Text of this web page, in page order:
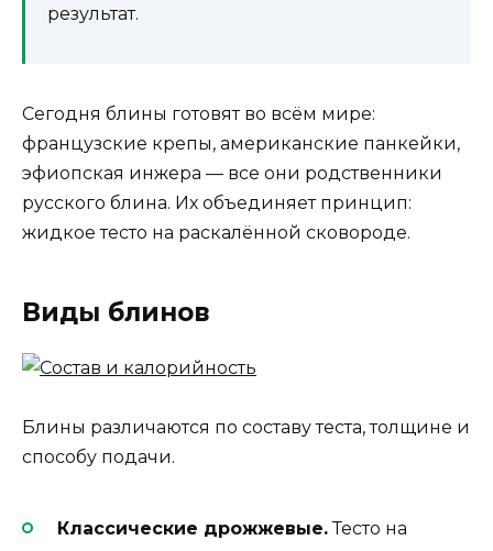
результат.
Сегодня блины готовят во всём мире:
французские крепы, американские панкейки,
эфиопская инжера — все они родственники
русского блина. Их объединяет принцип:
жидкое тесто на раскалённой сковороде.
Виды блинов
Блины различаются по составу теста, толщине и
способу подачи.
Классические дрожжевые.Тесто на